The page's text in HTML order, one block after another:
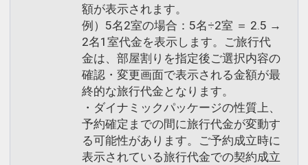
額が表示されます。
例）5名2室の場合：5名÷2室 ＝ 2.5 →
2名1室代金を表示します。ご旅行代
金は、部屋割りを指定後ご選択内容の
確認・変更画面で表示される金額が最
終的な旅行代金となります。
・ダイナミックパッケージの性質上、
予約確定までの間に旅行代金が変動す
る可能性があります。ご予約成立時に
表示されている旅行代金での契約成立